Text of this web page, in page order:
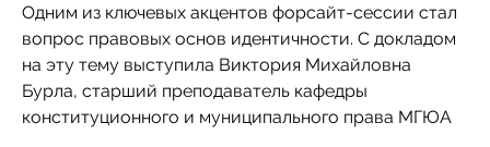
Одним из ключевых акцентов форсайт-сессии стал
вопрос правовых основ идентичности. С докладом
на эту тему выступила Виктория Михайловна
Бурла, старший преподаватель кафедры
конституционного и муниципального права МГЮА